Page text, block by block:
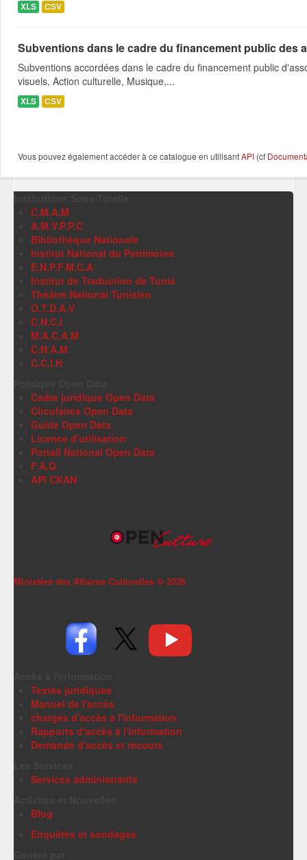
XLS CSV
Subventions dans le cadre du financement public des
Subventions accordées dans le cadre du financement public
visuels, Action culturelle, Musique,...
XLS CSV
Vous pouvez également accéder à ce catalogue en utilisantAPI (cf
C.M.A.M
A.M.V.P.P.C
Bibliothèque Nationale
Institut National du Patrimoine
E.N.P.F.M.C.A
Institut de Traduction de Tunis
Théâtre National Tunisien
O.T.D.A.V
C.N.C.I
M.A.C.A.M
C.N.A.M
C.C.I.H
Cadre juridique Open Data
Circulaires Open Data
Guide Open Data
Licence d'utilisation
Portail National Open Data
F.A.Q
API CKAN
Ministère des Affaires Culturelles © 2026
Textes juridiques
Manuel de l'accès
chargés d'accès à l'information
Rapports d'accès à l'information
Demande d'accès et recours
Services administratifs
Blog
Enquêtes et sondages